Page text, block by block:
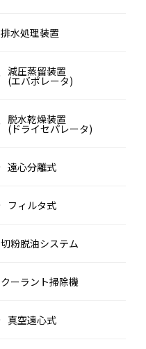
排水処理装置
減圧蒸留装置
(エバポレータ)
脱水乾燥装置
(ドライセパレータ)
遠心分離式
フィルタ式
切粉脱油システム
クーラント掃除機
真空遠心式